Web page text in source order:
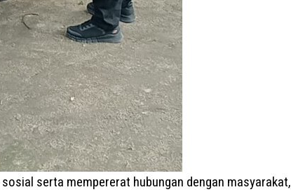
serta mempererat hubungan dengan masyarakat,